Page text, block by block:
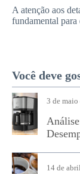
A atenção aos
fundamental para
Você deve
3 de maio
14 de